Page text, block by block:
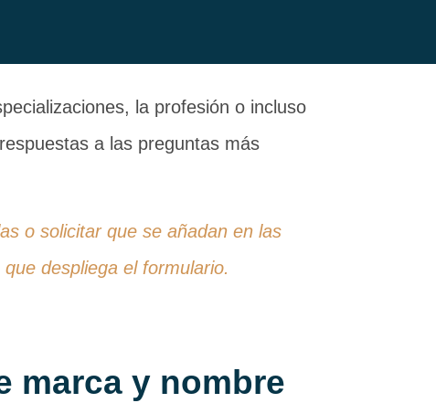
la profesión o incluso
a las preguntas más
o solicitar que se añadan en las
despliega el formulario.
marca y nombre